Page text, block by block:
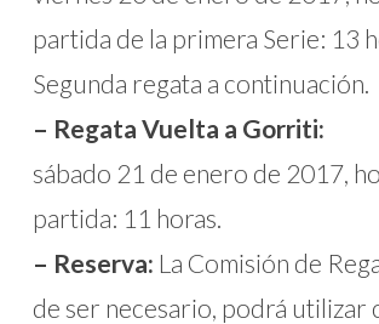
partida de la primera Serie: 13
Segunda regata a continuación.
– Regata Vuelta a Gorriti:
sábado 21 de enero de 2017,
partida: 11 horas.
– Reserva: La Comisión de
de ser necesario, podrá utilizar